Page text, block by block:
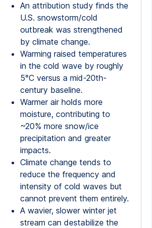
An attribution study finds the
U.S. snowstorm/cold
outbreak was strengthened
by climate change.
Warming raised temperatures
in the cold wave by roughly
5°C versus a mid-20th-
century baseline.
Warmer air holds more
moisture, contributing to
~20% more snow/ice
precipitation and greater
impacts.
Climate change tends to
reduce the frequency and
intensity of cold waves but
cannot prevent them entirely.
A wavier, slower winter jet
stream can destabilize the